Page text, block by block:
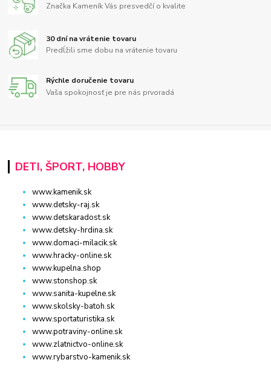
Značka Kameník Vás presvedčí o kvalite
30 dní na vrátenie tovaru
Predĺžili sme dobu na vrátenie tovaru
Rýchle doručenie tovaru
Vaša spokojnosť je pre nás prvoradá
DETI, ŠPORT, HOBBY
www.kamenik.sk
www.detsky-raj.sk
www.detskaradost.sk
www.detsky-hrdina.sk
www.domaci-milacik.sk
www.hracky-online.sk
www.kupelna.shop
www.stonshop.sk
www.sanita-kupelne.sk
www.skolsky-batoh.sk
www.sportaturistika.sk
www.potraviny-online.sk
www.zlatnictvo-online.sk
www.rybarstvo-kamenik.sk